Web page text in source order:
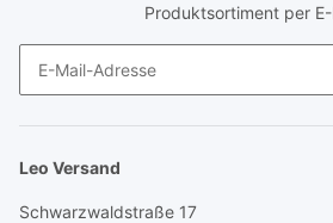
Produktsortiment per
Leo Versand
Schwarzwaldstraße 17